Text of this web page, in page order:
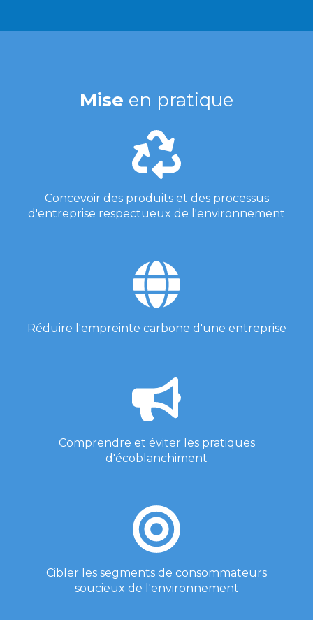
Mise en pratique
Concevoir des produits et des processus
d'entreprise respectueux de l'environnement
Réduire l'empreinte carbone d'une entreprise
Comprendre et éviter les pratiques
d'écoblanchiment
Cibler les segments de consommateurs
soucieux de l'environnement